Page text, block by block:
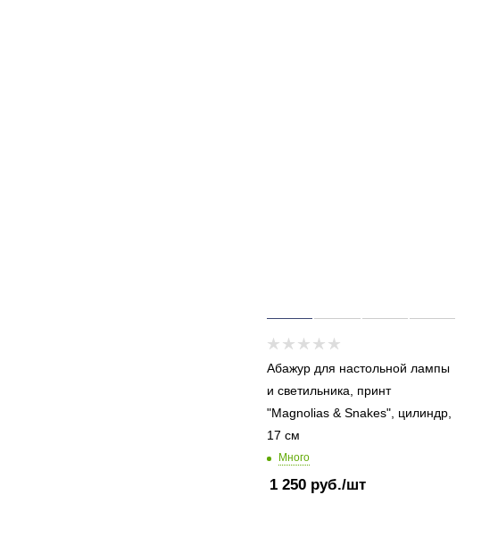
Абажур для настольной лампы
и светильника, принт
"Magnolias & Snakes", цилиндр,
17 см
Много
1 250 руб./шт